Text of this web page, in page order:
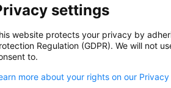
es in den Energiedialogen geht: der
ist Grundbaustein für die Verbreitung
der Energiepolitik zwischen den
Kooperation. Der erste
Advisory Working Group
sowie Erkenntnisse und
settings
website protects your privacy by
Regulation (GDPR). We will not
to.
more about your rights on our